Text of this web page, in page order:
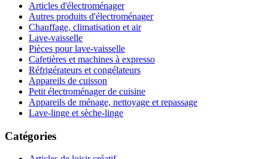
Articles d'électroménager
Autres produits d'électroménager
Chauffage, climatisation et air
Lave-vaisselle
Pièces pour lave-vaisselle
Cafetières et machines à expresso
Réfrigérateurs et congélateurs
Appareils de cuisson
Petit électroménager de cuisine
Appareils de ménage, nettoyage et repassage
Lave-linge et sèche-linge
Catégories